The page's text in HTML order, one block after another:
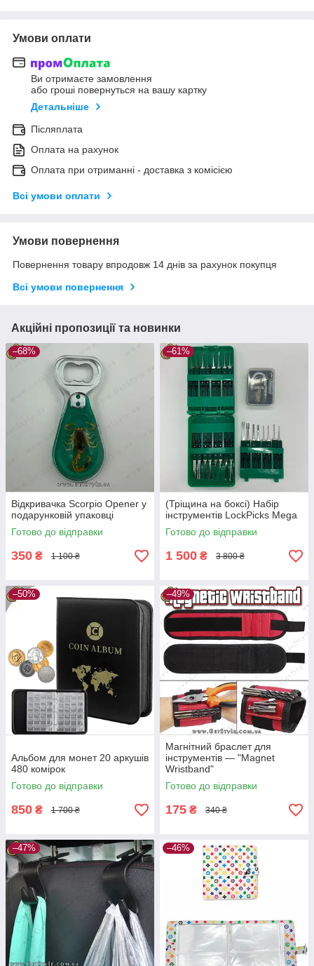
Умови оплати
Ви отримаєте замовлення
або гроші повернуться на вашу картку
Детальніше
Післяплата
Оплата на рахунок
Оплата при отриманні - доставка з комісією
Всі умови оплати
Умови повернення
Повернення товару впродовж 14 днів за рахунок покупця
Всі умови повернення
Акційні пропозиції та новинки
–68%
Відкривачка Scorpio Opener у
подарунковій упаковці
Готово до відправки
350 ₴ 1 100 ₴
–61%
(Тріщина на боксі) Набір
інструментів LockPicks Mega
Готово до відправки
1 500 ₴ 3 800 ₴
–50%
Альбом для монет 20 аркушів
480 комірок
Готово до відправки
850 ₴ 1 700 ₴
–49%
Магнітний браслет для
інструментів — "Magnet
Wristband"
Готово до відправки
175 ₴ 340 ₴
–47% –46%